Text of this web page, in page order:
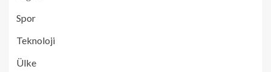
Spor
Teknoloji
Ülke